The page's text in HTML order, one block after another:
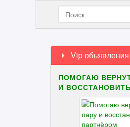
Vip объявления
ПОМОГАЮ
И